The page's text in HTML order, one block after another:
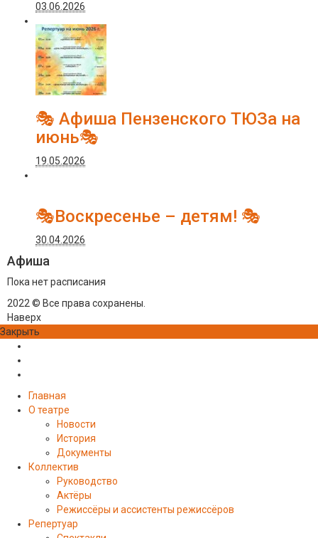
03.06.2026
🎭 Афиша Пензенского ТЮЗа на
июнь🎭
19.05.2026
🎭Воскресенье – детям! 🎭
30.04.2026
Афиша
Пока нет расписания
2022 © Все права сохранены.
Наверх
Закрыть
Главная
О театре
Новости
История
Документы
Коллектив
Руководство
Актёры
Режиссёры и ассистенты режиссёров
Репертуар